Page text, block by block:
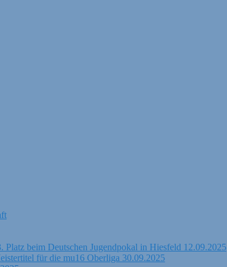
beim Deutschen Jugendpokal in Hiesfeld 12.09.2025
für die mu16 Oberliga 30.09.2025